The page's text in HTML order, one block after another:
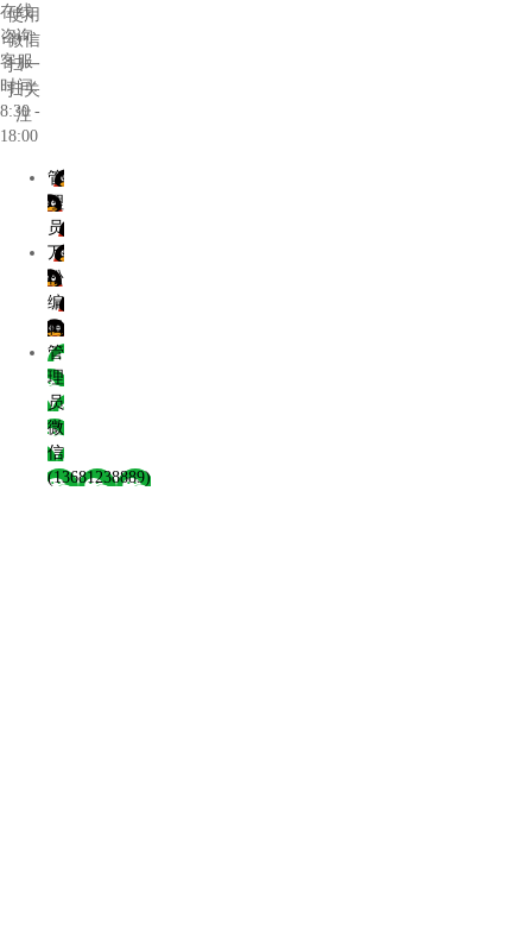
使用
微信
扫一
扫关
注
在线
咨询
客服
时间:
8:30 -
18:00
管
理
员
万
松
编
辑
管
理
员
微
信
(13681238889)